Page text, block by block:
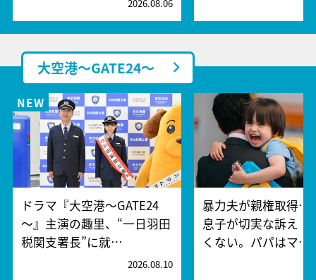
2026.08.06
大空港～GATE24～
ドラマ『大空港～GATE24
～』主演の趣里、“一日羽田
税関支署長”に就…
2026.08.10
暴力夫が親権取得…
息子が切実な訴え「
くない。パパはマ…